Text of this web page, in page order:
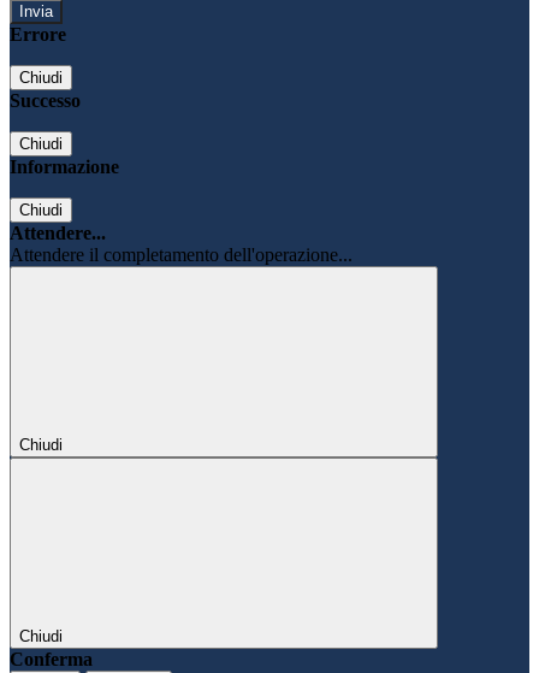
Errore
Chiudi
Successo
Chiudi
Informazione
Chiudi
Attendere...
Attendere il completamento dell'operazione...
Chiudi
Chiudi
Conferma